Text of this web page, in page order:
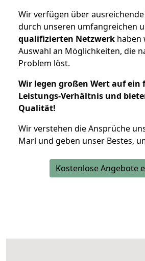
Wir verfügen über
durch unseren umfangreichen
qualifizierten Netzwerk haben
Auswahl an Möglichkeiten, die
Problem löst.
Wir legen großen Wert auf ein
Leistungs-Verhältnis und
Qualität!
Wir verstehen die Ansprüche
Marl und geben unser Bestes,
Kostenlose Angebote